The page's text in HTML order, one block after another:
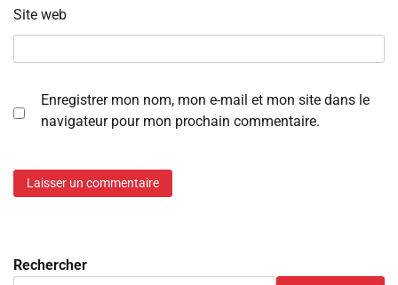
Site web
Enregistrer mon nom, mon e-mail et mon site dans le
navigateur pour mon prochain commentaire.
Rechercher